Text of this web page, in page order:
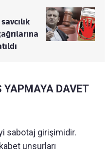
YAPMAYA DAVET
sabotaj girişimidir.
unsurları